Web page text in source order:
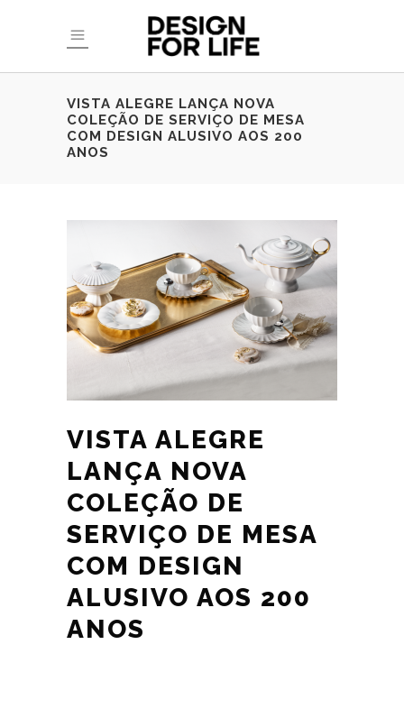
VISTA ALEGRE LANÇA NOVA
COLEÇÃO DE SERVIÇO DE MESA
COM DESIGN ALUSIVO AOS 200
ANOS
VISTA ALEGRE
LANÇA NOVA
COLEÇÃO DE
SERVIÇO DE MESA
COM DESIGN
ALUSIVO AOS 200
ANOS